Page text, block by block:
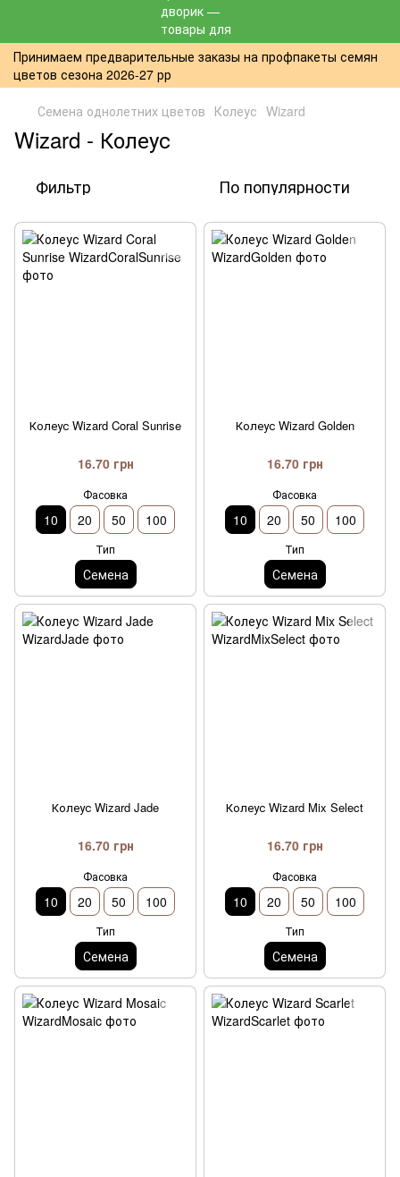
Принимаем предварительные заказы на профпакеты семян
цветов сезона 2026-27 рр
Семена однолетних цветов Колеус Wizard
Wizard - Колеус
Фильтр По популярности
Колеус Wizard Coral Sunrise
16.70 грн
Фасовка
10 20 50 100
Тип
Семена
Колеус Wizard Golden
16.70 грн
Фасовка
10 20 50 100
Тип
Семена
Колеус Wizard Jade
16.70 грн
Фасовка
10 20 50 100
Тип
Семена
Колеус Wizard Mix Select
16.70 грн
Фасовка
10 20 50 100
Тип
Семена